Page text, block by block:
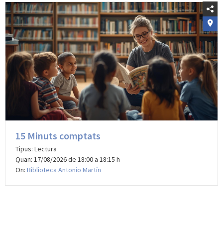
15 Minuts comptats
Tipus: Lectura
Quan: 17/08/2026 de 18:00 a 18:15 h
On: Biblioteca Antonio Martín